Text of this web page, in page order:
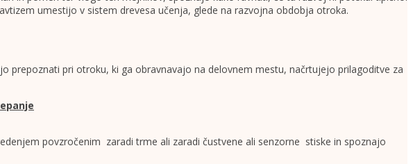
umestijo v sistem drevesa učenja, glede na razvojna obdobja otroka.
prepoznati pri otroku, ki ga obravnavajo na delovnem mestu, načrtujejo prilagoditve za
povzročenim zaradi trme ali zaradi čustvene ali senzorne stiske in spoznajo